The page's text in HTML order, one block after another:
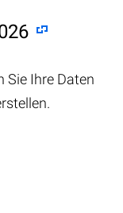
Sie Ihre Daten